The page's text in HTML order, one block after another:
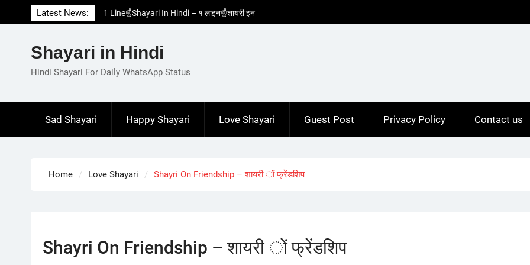
to
Latest News:
1 Line☝️Shayari In Hindi – १ लाइन☝️शायरी इन
हिंदी
Love😓Lines In Hindi – लव😓लाइन्स इन हिंदी
Romantic Love😽Status – रोमांटिक लव😽स्टेटस
Shayari in Hindi
Hindi Shayari For Daily WhatsApp Status
Sad Shayari Happy Shayari Love Shayari Guest Post Privacy Policy Contact us
Home Love Shayari Shayri On Friendship – शायरी ों फ्रेंडशिप
Shayri On Friendship – शायरी ों फ्रेंडशिप